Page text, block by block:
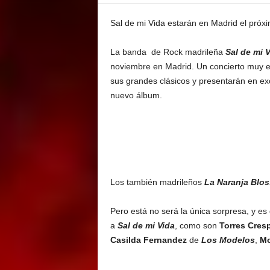
Sal de mi Vida estarán en Madrid el
La banda de Rock madrileña Sal de mi
noviembre en Madrid. Un concierto muy
sus grandes clásicos y presentarán en
nuevo álbum.
Los también madrileños La Naranja
Pero está no será la única sorpresa, y
a Sal de mi Vida , como son Torres
Casilda Fernandezde Los Modelos,